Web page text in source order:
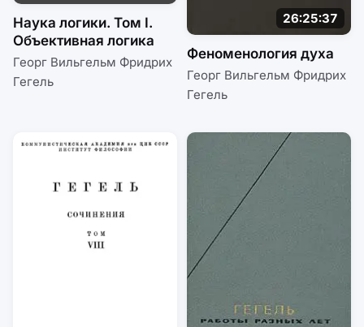
Наука логики. Том I.
Объективная логика
Георг Вильгельм Фридрих
Гегель
26:25:37
Феноменология духа
Георг Вильгельм Фридрих
Гегель